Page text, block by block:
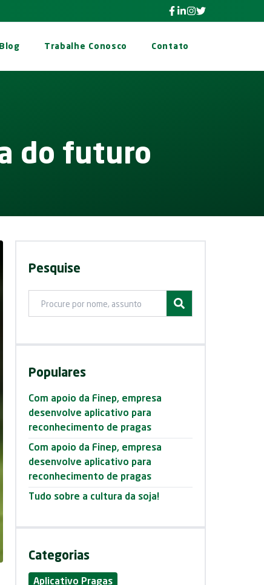
Facebook Pragas.com
Linkedin
Instagram
Twitter
Blog Trabalhe Conosco Contato
do futuro
Pesquise
Posts
Ir para post
Populares
Com apoio da Finep, empresa
desenvolve aplicativo para
reconhecimento de pragas
Com apoio da Finep, empresa
desenvolve aplicativo para
reconhecimento de pragas
Tudo sobre a cultura da soja!
Categorias
Aplicativo Pragas